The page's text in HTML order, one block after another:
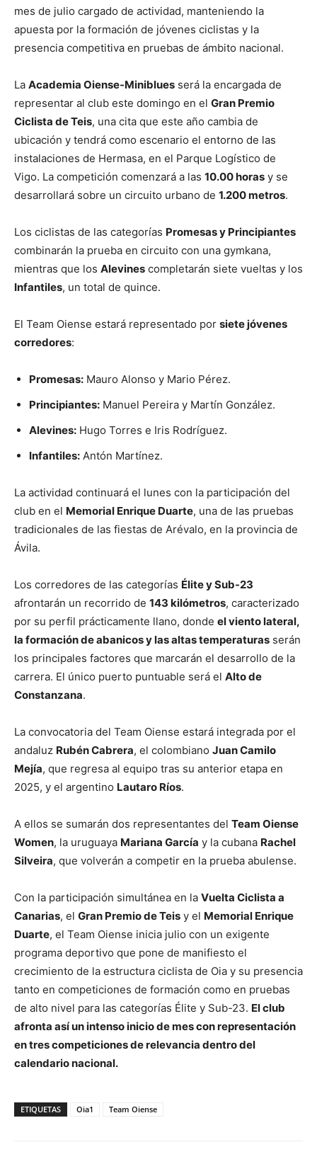
mes de julio cargado de actividad, manteniendo la
apuesta por la formación de jóvenes ciclistas y la
presencia competitiva en pruebas de ámbito nacional.
La Academia Oiense-Miniblues será la encargada de
representar al club este domingo en el Gran Premio
Ciclista de Teis, una cita que este año cambia de
ubicación y tendrá como escenario el entorno de las
instalaciones de Hermasa, en el Parque Logístico de
Vigo. La competición comenzará a las 10.00 horas y se
desarrollará sobre un circuito urbano de 1.200 metros.
Los ciclistas de las categorías Promesas y Principiantes
combinarán la prueba en circuito con una gymkana,
mientras que los Alevines completarán siete vueltas y los
Infantiles, un total de quince.
El Team Oiense estará representado por siete jóvenes
corredores:
Promesas: Mauro Alonso y Mario Pérez.
Principiantes: Manuel Pereira y Martín González.
Alevines: Hugo Torres e Iris Rodríguez.
Infantiles: Antón Martínez.
La actividad continuará el lunes con la participación del
club en el Memorial Enrique Duarte, una de las pruebas
tradicionales de las fiestas de Arévalo, en la provincia de
Ávila.
Los corredores de las categorías Élite y Sub-23
afrontarán un recorrido de 143 kilómetros, caracterizado
por su perfil prácticamente llano, donde el viento lateral,
la formación de abanicos y las altas temperaturas serán
los principales factores que marcarán el desarrollo de la
carrera. El único puerto puntuable será el Alto de
Constanzana.
La convocatoria del Team Oiense estará integrada por el
andaluz Rubén Cabrera, el colombiano Juan Camilo
Mejía, que regresa al equipo tras su anterior etapa en
2025, y el argentino Lautaro Ríos.
A ellos se sumarán dos representantes del Team Oiense
Women, la uruguaya Mariana García y la cubana Rachel
Silveira, que volverán a competir en la prueba abulense.
Con la participación simultánea en la Vuelta Ciclista a
Canarias, el Gran Premio de Teis y el Memorial Enrique
Duarte, el Team Oiense inicia julio con un exigente
programa deportivo que pone de manifiesto el
crecimiento de la estructura ciclista de Oia y su presencia
tanto en competiciones de formación como en pruebas
de alto nivel para las categorías Élite y Sub-23. El club
afronta así un intenso inicio de mes con representación
en tres competiciones de relevancia dentro del
calendario nacional.
ETIQUETAS Oia1 Team Oiense